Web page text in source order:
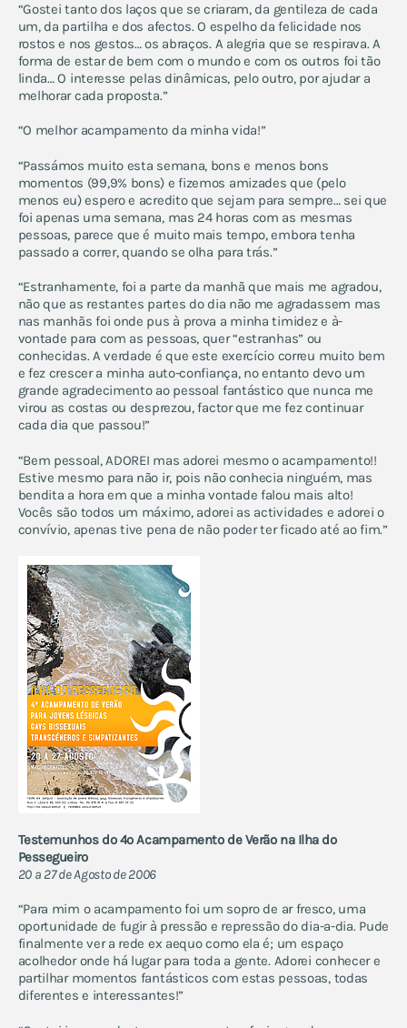
“Gostei tanto dos laços que se criaram, da gentileza de cada
um, da partilha e dos afectos. O espelho da felicidade nos
rostos e nos gestos… os abraços. A alegria que se respirava. A
forma de estar de bem com o mundo e com os outros foi tão
linda… O interesse pelas dinâmicas, pelo outro, por ajudar a
melhorar cada proposta.”
“O melhor acampamento da minha vida!”
“Passámos muito esta semana, bons e menos bons
momentos (99,9% bons) e fizemos amizades que (pelo
menos eu) espero e acredito que sejam para sempre… sei que
foi apenas uma semana, mas 24 horas com as mesmas
pessoas, parece que é muito mais tempo, embora tenha
passado a correr, quando se olha para trás.”
“Estranhamente, foi a parte da manhã que mais me agradou,
não que as restantes partes do dia não me agradassem mas
nas manhãs foi onde pus à prova a minha timidez e à-
vontade para com as pessoas, quer “estranhas” ou
conhecidas. A verdade é que este exercício correu muito bem
e fez crescer a minha auto-confiança, no entanto devo um
grande agradecimento ao pessoal fantástico que nunca me
virou as costas ou desprezou, factor que me fez continuar
cada dia que passou!”
“Bem pessoal, ADOREI mas adorei mesmo o acampamento!!
Estive mesmo para não ir, pois não conhecia ninguém, mas
bendita a hora em que a minha vontade falou mais alto!
Vocês são todos um máximo, adorei as actividades e adorei o
convívio, apenas tive pena de não poder ter ficado até ao fim.”
Testemunhos do 4º Acampamento de Verão na Ilha do
Pessegueiro
20 a 27 de Agosto de 2006
“Para mim o acampamento foi um sopro de ar fresco, uma
oportunidade de fugir à pressão e repressão do dia-a-dia. Pude
finalmente ver a rede ex aequo como ela é; um espaço
acolhedor onde há lugar para toda a gente. Adorei conhecer e
partilhar momentos fantásticos com estas pessoas, todas
diferentes e interessantes!”